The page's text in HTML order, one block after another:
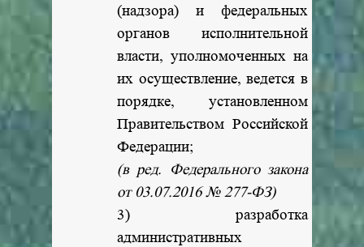
(надзора) и федеральных
органов исполнительной
власти, уполномоченных на
их осуществление, ведется в
порядке, установленном
Правительством Российской
Федерации;
(в ред. Федерального закона
от 03.07.2016 № 277-ФЗ)
3) разработка
административных